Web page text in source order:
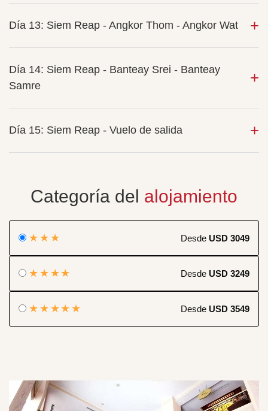
Día 13: Siem Reap - Angkor Thom - Angkor Wat
Día 14: Siem Reap - Banteay Srei - Banteay
Samre
Día 15: Siem Reap - Vuelo de salida
Categoría del alojamiento
★★★ Desde USD 3049
★★★★ Desde USD 3249
★★★★★ Desde USD 3549